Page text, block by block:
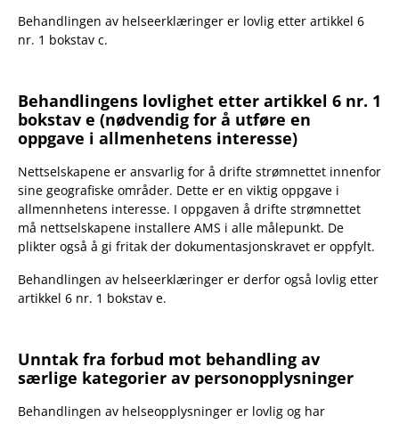
Behandlingen av helseerklæringer er lovlig etter artikkel 6
nr. 1 bokstav c.
Behandlingens lovlighet etter artikkel 6 nr. 1
bokstav e (nødvendig for å utføre en
oppgave i allmenhetens interesse)
Nettselskapene er ansvarlig for å drifte strømnettet innenfor
sine geografiske områder. Dette er en viktig oppgave i
allmennhetens interesse. I oppgaven å drifte strømnettet
må nettselskapene installere AMS i alle målepunkt. De
plikter også å gi fritak der dokumentasjonskravet er oppfylt.
Behandlingen av helseerklæringer er derfor også lovlig etter
artikkel 6 nr. 1 bokstav e.
Unntak fra forbud mot behandling av
særlige kategorier av personopplysninger
Behandlingen av helseopplysninger er lovlig og har